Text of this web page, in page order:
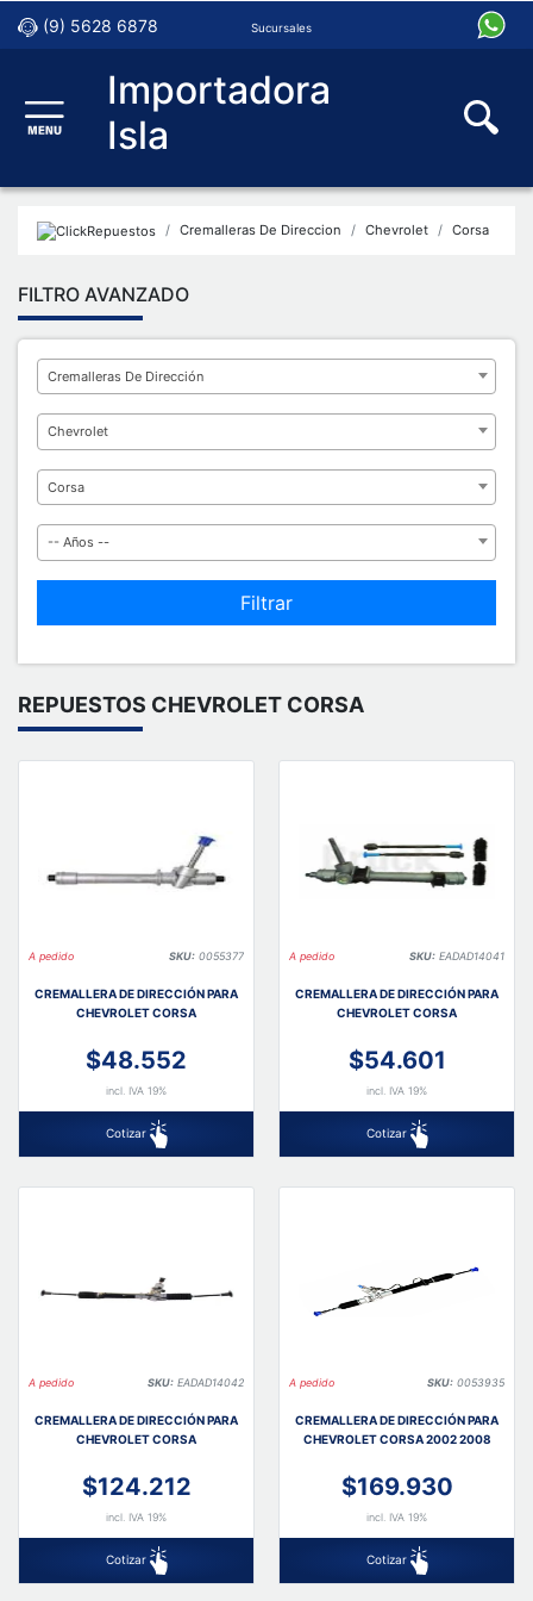
(9) 5628 6878 Sucursales
Importadora
Isla
Cremalleras De Direccion Chevrolet Corsa
FILTRO AVANZADO
Cremalleras De Dirección
Chevrolet
Corsa
-- Años --
Filtrar
REPUESTOS CHEVROLET CORSA
A pedido SKU: 0055377
CREMALLERA DE DIRECCIÓN PARA
CHEVROLET CORSA
$48.552
incl. IVA 19%
Cotizar
A pedido SKU: EADAD14041
CREMALLERA DE DIRECCIÓN PARA
CHEVROLET CORSA
$54.601
incl. IVA 19%
Cotizar
A pedido SKU: EADAD14042
CREMALLERA DE DIRECCIÓN PARA
CHEVROLET CORSA
$124.212
incl. IVA 19%
Cotizar
A pedido SKU: 0053935
CREMALLERA DE DIRECCIÓN PARA
CHEVROLET CORSA 2002 2008
$169.930
incl. IVA 19%
Cotizar